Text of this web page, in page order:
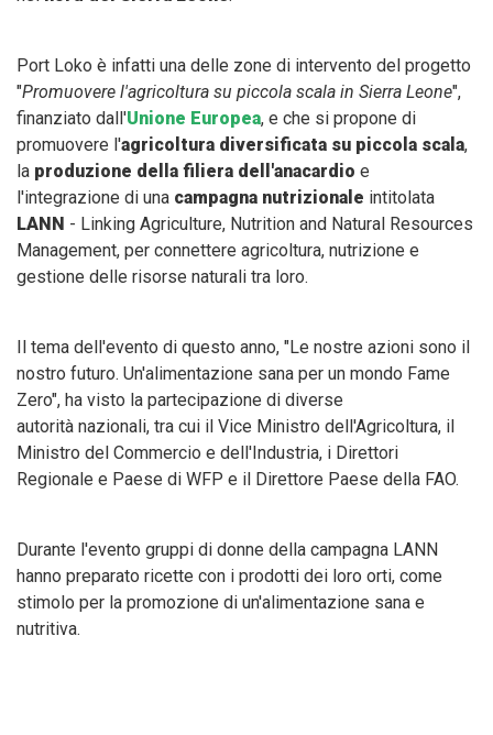
Port Loko è infatti una delle zone di intervento del progetto
"Promuovere l'agricoltura su piccola scala in Sierra Leone",
finanziato dall'Unione Europea, e che si propone di
promuovere l'agricoltura diversificata su piccola scala,
la produzione della filiera dell'anacardio e
l'integrazione di una campagna nutrizionale intitolata
LANN - Linking Agriculture, Nutrition and Natural Resources
Management, per connettere agricoltura, nutrizione e
gestione delle risorse naturali tra loro.
Il tema dell'evento di questo anno, "Le nostre azioni sono il
nostro futuro. Un'alimentazione sana per un mondo Fame
Zero", ha visto la partecipazione di diverse
autorità nazionali, tra cui il Vice Ministro dell'Agricoltura, il
Ministro del Commercio e dell'Industria, i Direttori
Regionale e Paese di WFP e il Direttore Paese della FAO.
Durante l'evento gruppi di donne della campagna LANN
hanno preparato ricette con i prodotti dei loro orti, come
stimolo per la promozione di un'alimentazione sana e
nutritiva.